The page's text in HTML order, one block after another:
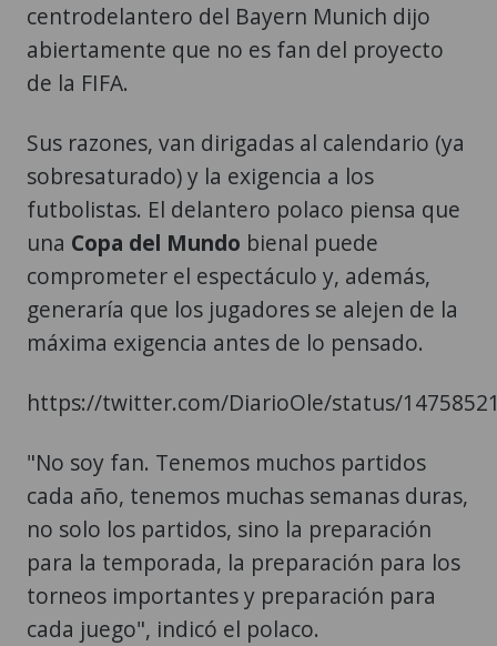
centrodelantero del Bayern Munich dijo
abiertamente que no es fan del proyecto
de la FIFA.
Sus razones, van dirigadas al calendario (ya
sobresaturado) y la exigencia a los
futbolistas. El delantero polaco piensa que
una Copa del Mundo bienal puede
comprometer el espectáculo y, además,
generaría que los jugadores se alejen de la
máxima exigencia antes de lo pensado.
https://twitter.com/DiarioOle/status/
"No soy fan. Tenemos muchos partidos
cada año, tenemos muchas semanas duras,
no solo los partidos, sino la preparación
para la temporada, la preparación para los
torneos importantes y preparación para
cada juego", indicó el polaco.